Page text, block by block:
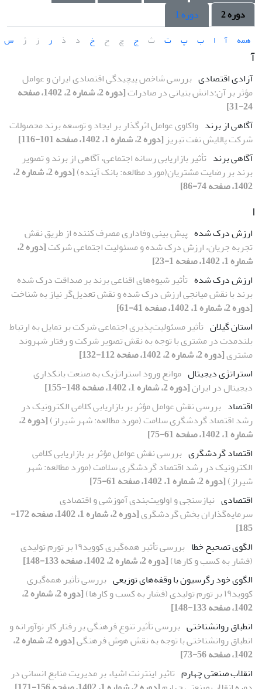
دوره 2
دوره 1
همه آ ا ب پ ت ث ج چ ح خ د ذ ر ز ژ س
آ
آزادی اقتصادی بررسی شاخص پیچیدگی اقتصادی ایران و عوامل
مؤثر بر آن:دانش بنیانی در صادرات
[دوره 2، شماره 2، 1402، صفحه
24-31]
آگاهی از برند واکاوی عوامل اثرگذار بر ایجاد و توسعه برند محصولات
شرکت پالایش نفت تبریز [دوره 2، شماره 1، 1402، صفحه 101-116]
آگاهی برند تأثیر بازاریابی رسانه اجتماعی، آگاهی از برند و تصویر
برند بر رضایت مشتریان(مورد مطالعه: بانک آینده)
[دوره 2، شماره 2،
1402، صفحه 74-86]
ا
ارزش درک شده پیش بینی وفاداری مصرف کننده از طریق نقش
تجربه جریان، ارزش درک شده و مسئولیت اجتماعی شرکت
[دوره 2،
شماره 1، 1402، صفحه 1-23]
ارزش درک شده تأثیر شیوه‌های اقناعی برند بر صداقت درک شده
برند با نقش میانجی ارزش درک شده و نقش تعدیل‌گر نیاز به شناخت
[دوره 2، شماره 1، 1402، صفحه 41-61]
استان گیلان تأثیر مسئولیت‌پذیری اجتماعی شرکت بر تمایل به ارتباط
بلندمدت در مشتری با توجه به نقش تصویر شرکت و رفتار شهروند
مشتری[دوره 2، شماره 2، 1402، صفحه 112-132]
استراتژی دیجیتال موانع ورود استراتژیک به صنعت بانکداری
دیجیتال در ایران[دوره 2، شماره 1، 1402، صفحه 148-155]
اقتصاد بررسی نقش عوامل مؤثر بر بازاریابی کلامی الکترونیک در
رشد اقتصاد گردشگری سلامت (مورد مطالعه: شهر شیراز)
[دوره 2،
شماره 1، 1402، صفحه 61-75]
اقتصاد گردشگری بررسی نقش عوامل مؤثر بر بازاریابی کلامی
الکترونیک در رشد اقتصاد گردشگری سلامت (مورد مطالعه: شهر
شیراز)[دوره 2، شماره 1، 1402، صفحه 61-75]
اقتصادی نیازسنجی و اولویت‌بندی آموزشی و اقتصادی
سرمایه‌گذاران بخش گردشگری
[دوره 2، شماره 1، 1402، صفحه 172-
185]
الگوی تصحیح خطا
بررسی تأثیر همه‌گیری کووید۱۹ بر تورم تولیدی
(فشار به کسب و کارها)[دوره 2، شماره 2، 1402، صفحه 133-148]
الگوی خود رگرسیون با وقفه‌های توزیعی بررسی تأثیر همه‌گیری
کووید۱۹ بر تورم تولیدی (فشار به کسب و کارها)
[دوره 2، شماره 2،
1402، صفحه 133-148]
انطباق روانشناختی بررسی تأثیر تنوع فرهنگی بر رفتار کار نوآورانه و
انطباق روانشناختی با توجه به نقش هوش فرهنگی
[دوره 2، شماره 2،
1402، صفحه 56-73]
انقلاب صنعتی چهارم تاثیر اینترنت اشیاء بر مدیریت منابع انسانی در